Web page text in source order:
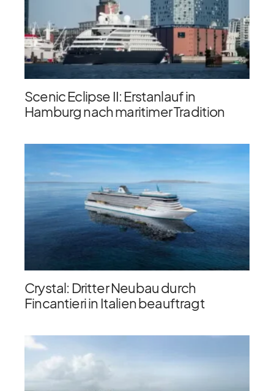
Scenic Eclipse II: Erstanlauf in
Hamburg nach maritimer Tradition
Crystal: Dritter Neubau durch
Fincantieri in Italien beauftragt